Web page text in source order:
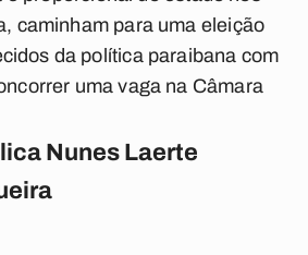
caminham para uma eleição
da política paraibana com
uma vaga na Câmara
Nunes Laerte